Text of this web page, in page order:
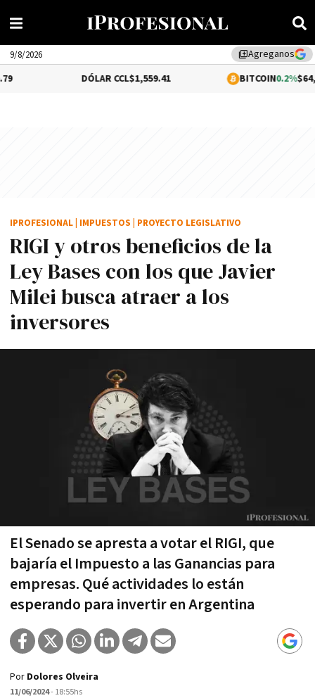
library_addAgreganos
9/8/2026
$1,559.41 0.2%$64,673.93
RIGI y otros beneficios de la
Ley Bases con los que Javier
Milei busca atraer a los
inversores
El Senado se apresta a votar el RIGI, que
bajaría el Impuesto a las Ganancias para
empresas. Qué actividades lo están
esperando para invertir en Argentina
IPROFESIONAL IMPUESTOS PROYECTO LEGISLATIVO
Por Dolores Olveira
11/06/2024- 18:55hs